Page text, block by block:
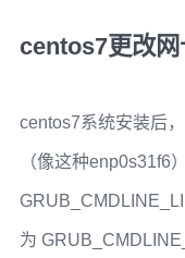
centos7更改网
centos7系统安装后
（像这种enp0s31f6
为